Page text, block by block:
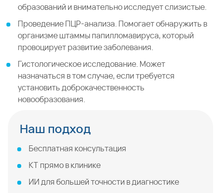
образований и внимательно исследует слизистые.
Проведение ПЦР-анализа. Помогает обнаружить в
организме штаммы папилломавируса, который
провоцирует развитие заболевания.
Гистологическое исследование. Может
назначаться в том случае, если требуется
установить доброкачественность
новообразования.
Наш подход
Бесплатная консультация
КТ прямо в клинике
ИИ для большей точности в диагностике